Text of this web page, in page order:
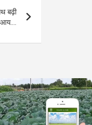
बढ़ी
आय….